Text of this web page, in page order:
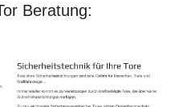
Beratung: